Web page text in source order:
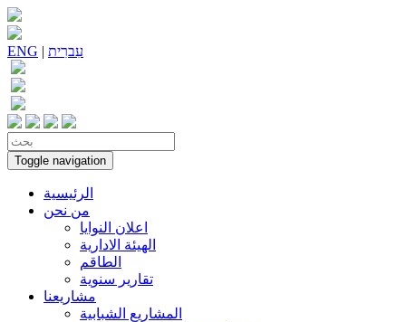
ENG | עִברִית
Toggle navigation
الرئيسية
من نحن
اعلان النوايا
الهيئة الادارية
الطاقم
تقارير سنوية
مشاريعنا
المشاريع الشبابية